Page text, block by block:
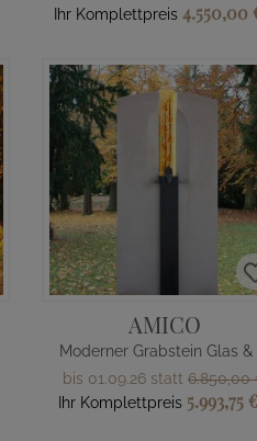
Ihr Komplettpreis 4.550,00
AMICO
bis 01.09.26 statt 6.850,00
Ihr Komplettpreis 5.993,75 €